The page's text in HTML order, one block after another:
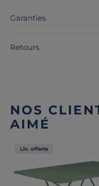
Garanties
Retours
NOS
AIMÉ
Liv. offerte